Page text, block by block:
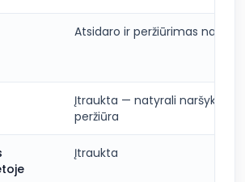
Atsidaro ir peržiūrimas
Įtraukta — natyrali naršyklės
peržiūra
Įtraukta